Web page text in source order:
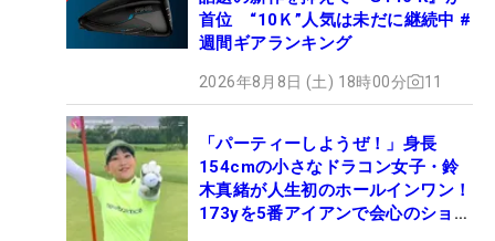
首位 “10Ｋ”人気は未だに継続中 #
週間ギアランキング
2026年8月8日 (土) 18時00分 11
「パーティーしようぜ！」身長
154cmの小さなドラコン女子・鈴
木真緒が人生初のホールインワン！
173yを5番アイアンで会心のショッ